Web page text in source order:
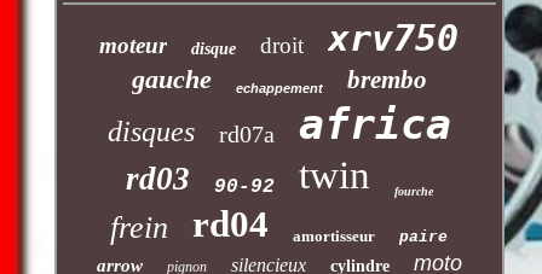
moteur disque droit xrv750
gauche echappement brembo
disques rd07a africa
rd03 90-92 twin fourche
frein rd04 amortisseur paire
arrow pignon silencieux cylindre moto